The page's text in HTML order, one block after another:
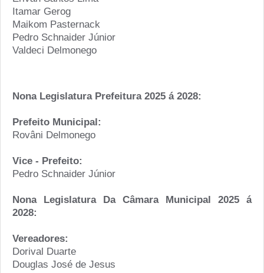
Itamar Gerog
Maikom Pasternack
Pedro Schnaider Júnior
Valdeci Delmonego
Nona Legislatura Prefeitura 2025 á 2028:
Prefeito Municipal:
Rovâni Delmonego
Vice - Prefeito:
Pedro Schnaider Júnior
Nona Legislatura Da Câmara Municipal 2025 á
2028:
Vereadores:
Dorival Duarte
Douglas José de Jesus